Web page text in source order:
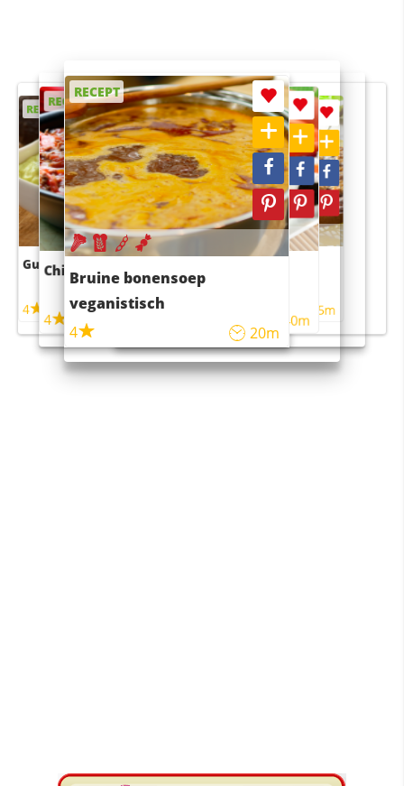
RECEPT
Guacamole
4
RECEPT
Chili con carne
4 45m
RECEPT
Bruine bonensoep
veganistisch
4
20m
RECEPT
Sushi rijstsalade
maaltijdsalade
40m
RECEPT
4 55m